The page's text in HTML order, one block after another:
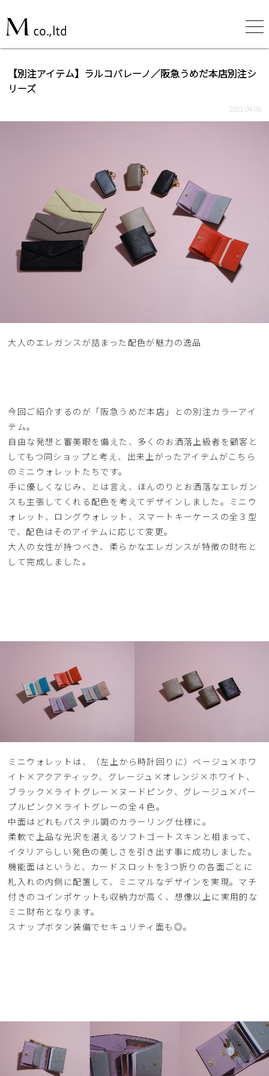
【別注アイテム】ラルコバレーノ／阪急うめだ本店別注シ
リーズ
2021.04.06
大人のエレガンスが詰まった配色が魅力の逸品
今回ご紹介するのが「阪急うめだ本店」との別注カラーアイ
テム。
自由な発想と審美眼を備えた、多くのお洒落上級者を顧客と
してもつ同ショップと考え、出来上がったアイテムがこちら
のミニウォレットたちです。
手に優しくなじみ、とは言え、ほんのりとお洒落なエレガン
スも主張してくれる配色を考えてデザインしました。ミニウ
ォレット、ロングウォレット、スマートキーケースの全３型
で、配色はそのアイテムに応じて変更。
大人の女性が持つべき、柔らかなエレガンスが特徴の財布と
して完成しました。
ミニウォレットは、（左上から時計回りに）ベージュ×ホワ
イト×アクアティック、グレージュ×オレンジ×ホワイト、
ブラック×ライトグレー×ヌードピンク、グレージュ×パー
プルピンク×ライトグレーの全４色。
中面はどれもパステル調のカラーリング仕様に。
柔軟で上品な光沢を湛えるソフトゴートスキンと相まって、
イタリアらしい発色の美しさを引き出す事に成功しました。
機能面はというと、カードスロットを3つ折りの各面ごとに
札入れの内側に配置して、ミニマルなデザインを実現。マチ
付きのコインポケットも収納力が高く、想像以上に実用的な
ミニ財布となります。
スナップボタン装備でセキュリティ面も◎。